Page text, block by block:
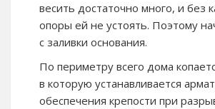
весить достаточно много, и без
опоры ей не устоять. Поэтому
с заливки основания.
По периметру всего дома
в которую устанавливается
обеспечения крепости при